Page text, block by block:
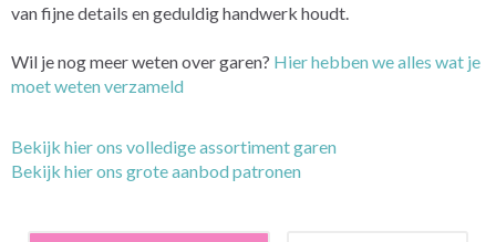
van fijne details en geduldig handwerk houdt.
Wil je nog meer weten over garen? Hier hebben we alles wat je
moet weten verzameld
Bekijk hier ons volledige assortiment garen
Bekijk hier ons grote aanbod patronen